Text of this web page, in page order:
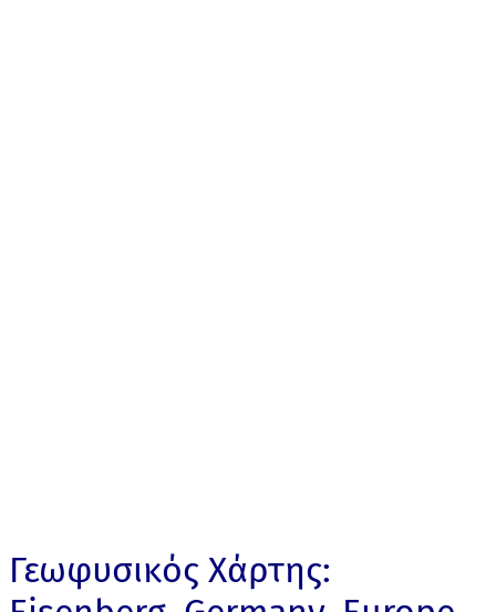
Γεωφυσικός Χάρτης: